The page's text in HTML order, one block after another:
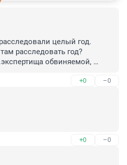
целый год.
расследовать год?
обвиняемой,
+0 –0
+0 –0